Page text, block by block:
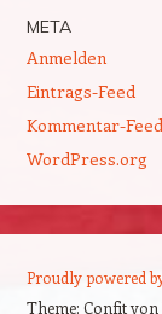
META
Anmelden
Eintrags-Feed
Kommentar-Feed
WordPress.org
Proudly powered
Theme: Confit von